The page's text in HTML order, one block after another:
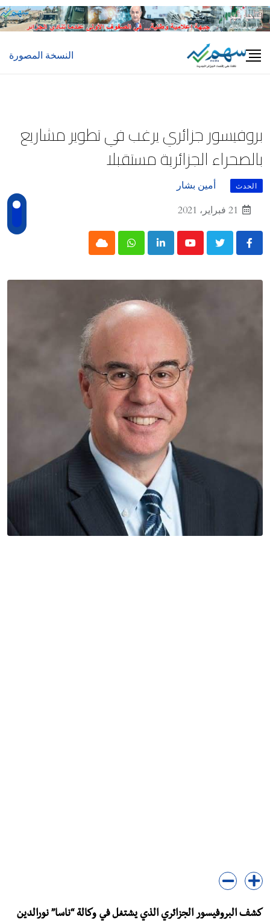
Skip
to
النسخة المصورة
بروفيسور جزائري يرغب في تطوير مشاريع
بالصحراء الجزائرية مستقبلا
الحدث
أمين بشار
21 فبراير، 2021
Youtube
LinkedIn
Whatsapp
Cloud
كشف البروفيسور الجزائري الذي يشتغل في وكالة “ناسا” نورالدين